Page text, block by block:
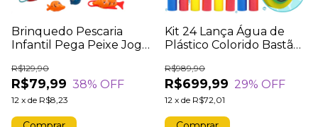
Brinquedo Pescaria
Infantil Pega Peixe Jogo
R$79,99
R$129,90
38% OFF
12 x de R$8,23
Kit 24 Lança Água de
Plástico Colorido Bastão
Praia
R$699,99
R$989,90
29% OFF
12 x de R$72,01